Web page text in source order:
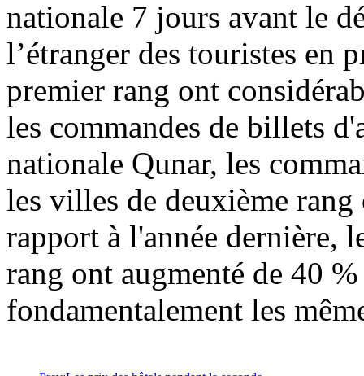
nationale 7 jours avant le
l’étranger des touristes en
premier rang ont
les commandes de billets
nationale Qunar, les
les villes de deuxième
rapport à l'année dernière,
rang ont augmenté de 40
fondamentalement les